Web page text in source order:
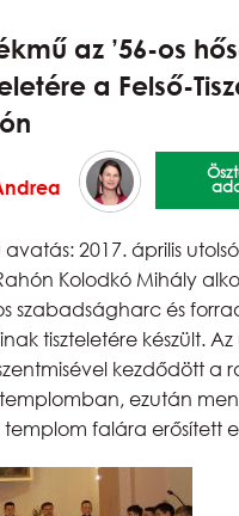
az ’56-os
a Felső-
avatás: 2017. április
Kolodkó Mihály
szabadságharc és
tiszteletére készült.
kezdődött a
ezután
falára erősített